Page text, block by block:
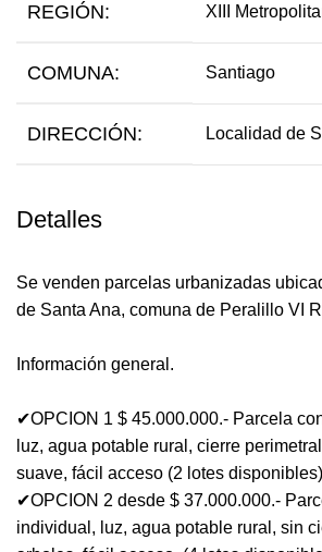
REGIÓN: XIII
COMUNA: Santiago
DIRECCIÓN: Localidad de
Detalles
Se venden parcelas urbanizadas
de Santa Ana, comuna de Peralillo VI
Información general.
✔OPCION 1 $ 45.000.000.- Parcela
luz, agua potable rural, cierre
suave, fácil acceso (2 lotes
✔OPCION 2 desde $ 37.000.000.-
individual, luz, agua potable rural, sin